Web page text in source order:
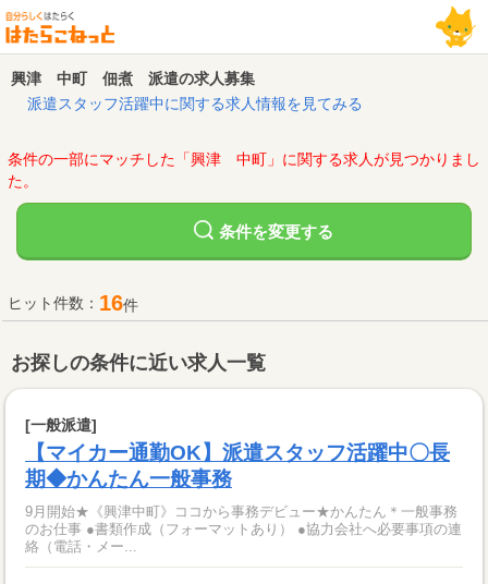
興津 中町 佃煮 派遣の求人募集
派遣スタッフ活躍中に関する求人情報を見てみる
条件の一部にマッチした「興津 中町」に関する求人が見つかりまし
た。
条件を変更する
ヒット件数： 16件
お探しの条件に近い求人一覧
[一般派遣]
【マイカー通勤OK】派遣スタッフ活躍中〇長
期◆かんたん一般事務
9月開始★《興津中町》ココから事務デビュー★かんたん＊一般事務
のお仕事 ●書類作成（フォーマットあり） ●協力会社へ必要事項の連
絡（電話・メー...